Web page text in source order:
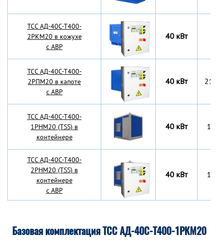
TCC АД-40С-Т400-
2РКМ20 в кожухе
с АВР
40 кВт
TCC АД-40С-Т400-
2РПМ20 в капоте
с АВР
40 кВт
TCC АД-40С-Т400-
1РНМ20 (TSS) в
контейнере
40 кВт
TCC АД-40С-Т400-
2РНМ20 (TSS) в
контейнере
с АВР
40 кВт
Базовая комплектация ТСС АД-40С-Т400-1РКМ20